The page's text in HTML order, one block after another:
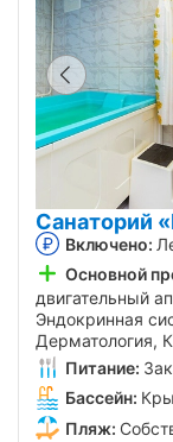
Санаторий
Включено:
Основной
двигательный
Эндокринная
Дерматология,
Питание:
Бассейн:
Пляж: